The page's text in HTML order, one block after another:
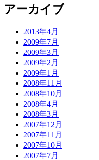
アーカイブ
2013年4月
2009年7月
2009年3月
2009年2月
2009年1月
2008年11月
2008年10月
2008年4月
2008年3月
2007年12月
2007年11月
2007年10月
2007年7月